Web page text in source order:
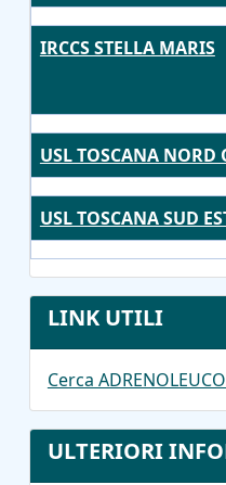
IRCCS STELLA MARIS
USL TOSCANA NORD
USL TOSCANA SUD
LINK UTILI
Cerca
ULTERIORI